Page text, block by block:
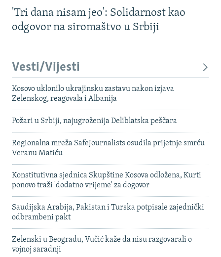
'Tri dana nisam jeo': Solidarnost kao
odgovor na siromaštvo u Srbiji
Vesti/Vijesti
Kosovo uklonilo ukrajinsku zastavu nakon izjava
Zelenskog, reagovala i Albanija
Požari u Srbiji, najugroženija Deliblatska peščara
Regionalna mreža SafeJournalists osudila prijetnje smrću
Veranu Matiću
Konstitutivna sjednica Skupštine Kosova odložena, Kurti
ponovo traži 'dodatno vrijeme' za dogovor
Saudijska Arabija, Pakistan i Turska potpisale zajednički
odbrambeni pakt
Zelenski u Beogradu, Vučić kaže da nisu razgovarali o
vojnoj saradnji